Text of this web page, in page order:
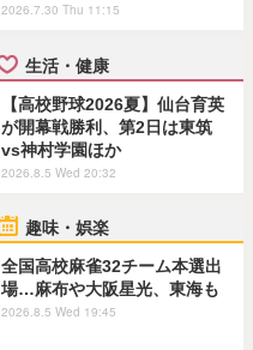
2026.7.30 Thu 11:15
生活・健康
【高校野球2026夏】仙台育英
が開幕戦勝利、第2日は東筑
vs神村学園ほか
2026.8.5 Wed 20:32
趣味・娯楽
全国高校麻雀32チーム本選出
場…麻布や大阪星光、東海も
2026.8.5 Wed 19:45